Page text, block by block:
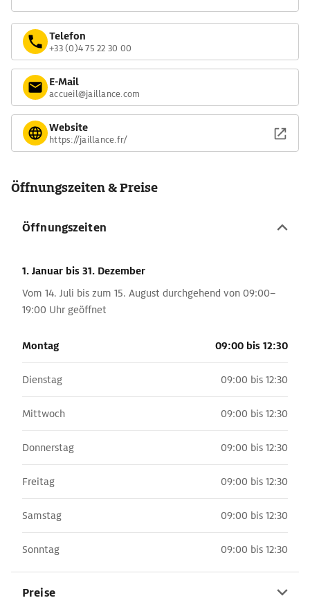
Telefon
+33 (0)4 75 22 30 00
E-Mail
accueil@jaillance.com
Website
https://jaillance.fr/
Öffnungszeiten & Preise
Öffnungszeiten
1. Januar bis 31. Dezember
Vom 14. Juli bis zum 15. August durchgehend von 09:00–
19:00 Uhr geöffnet
Montag 09:00 bis 12:30
Dienstag 09:00 bis 12:30
Mittwoch 09:00 bis 12:30
Donnerstag 09:00 bis 12:30
Freitag 09:00 bis 12:30
Samstag 09:00 bis 12:30
Sonntag 09:00 bis 12:30
Preise